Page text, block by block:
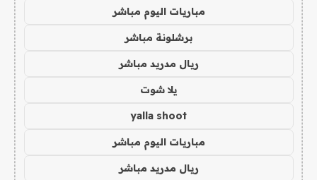
مباريات اليوم مباشر
برشلونة مباشر
ريال مدريد مباشر
يلا شوت
yalla shoot
مباريات اليوم مباشر
ريال مدريد مباشر